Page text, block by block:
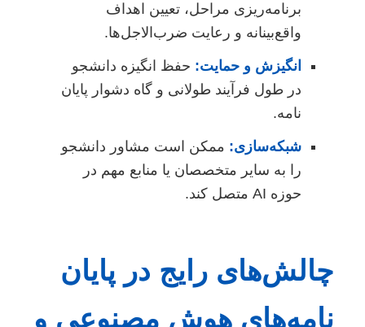
برنامه‌ریزی مراحل، تعیین اهداف
واقع‌بینانه و رعایت ضرب‌الاجل‌ها.
انگیزش و حمایت: حفظ انگیزه دانشجو
در طول فرآیند طولانی و گاه دشوار پایان
نامه.
شبکه‌سازی: ممکن است مشاور دانشجو
را به سایر متخصصان یا منابع مهم در
حوزه AI متصل کند.
چالش‌های رایج در پایان
نامه‌های هوش مصنوعی و